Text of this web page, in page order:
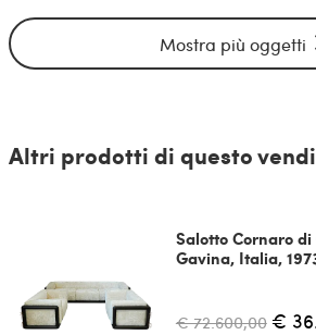
Mostra più oggetti
Altri prodotti di questo
Salotto Cornaro
Gavina, Italia,
€ 72.600,00 €